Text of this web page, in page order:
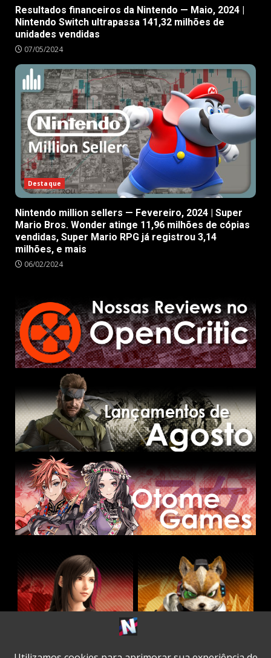
Resultados financeiros da Nintendo — Maio, 2024 |
Nintendo Switch ultrapassa 141,32 milhões de
unidades vendidas
07/05/2024
Destaque
Nintendo million sellers — Fevereiro, 2024 | Super
Mario Bros. Wonder atinge 11,96 milhões de cópias
vendidas, Super Mario RPG já registrou 3,14
milhões, e mais
06/02/2024